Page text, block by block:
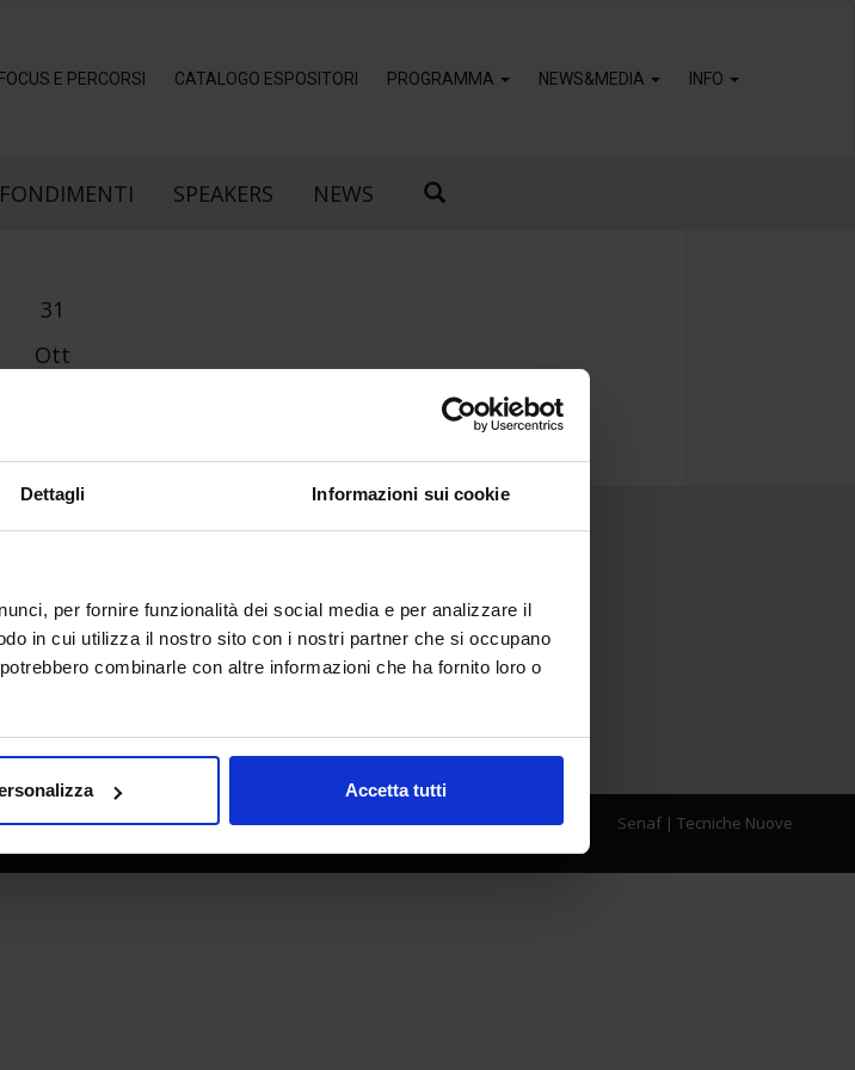
Dettagli Informazioni sui cookie
per fornire funzionalità dei social media e per analizzare il
in cui utilizza il nostro sito con i nostri partner che si occupano
combinarle con altre informazioni che ha fornito loro o
Accetta tutti
FOCUS E PERCORSI CATALOGO ESPOSITORI PROGRAMMA NEWS&MEDIA INFO
SPEAKERS NEWS
31
Ott
Senaf| Tecniche Nuove